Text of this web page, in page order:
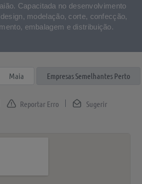
Capacitada no desenvolvimento
modelação, corte, confecção,
embalagem e distribuição.
Maia Empresas Semelhantes Perto
Sugerir
Reportar Erro